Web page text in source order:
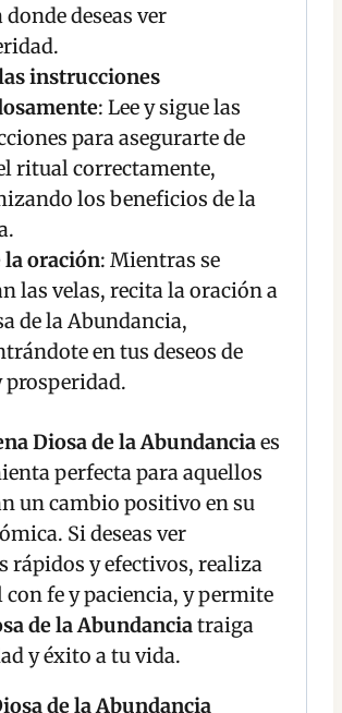
deseas ver
instrucciones
: Lee y sigue las
para asegurarte de
ritual correctamente,
los beneficios de la
la oración: Mientras se
las velas, recita la oración a
de la Abundancia,
en tus deseos de
prosperidad.
Diosa de la Abundanciaes
perfecta para aquellos
un cambio positivo en su
Si deseas ver
rápidos y efectivos, realiza
con fe y paciencia, y permite
de la Abundanciatraiga
y éxito a tu vida.
de la Abundancia